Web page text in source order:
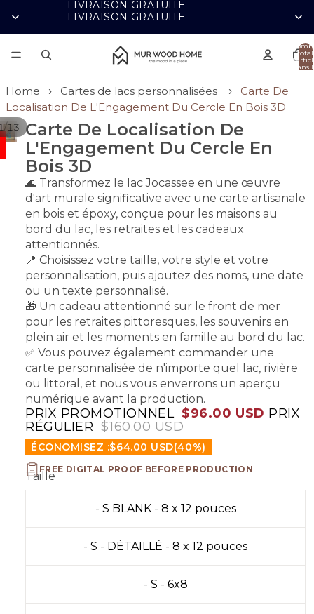
LIVRAISON GRATUITE
LIVRAISON GRATUITE
total
dans
Home Cartes de lacs personnalisées
Carte De
Localisation De L'Engagement Du Cercle En Bois 3D
/13 Carte De Localisation De
L'Engagement Du Cercle En
Bois 3D
🌊 Transformez le lac Jocassee en une œuvre
d'art murale significative avec une carte artisanale
en bois et époxy, conçue pour les maisons au
bord du lac, les retraites et les cadeaux
attentionnés.
📍 Choisissez votre taille, votre style et votre
personnalisation, puis ajoutez des noms, une date
ou un texte personnalisé.
🎁 Un cadeau attentionné sur le front de mer
pour les retraites pittoresques, les souvenirs en
plein air et les moments en famille au bord du lac.
✅ Vous pouvez également commander une
carte personnalisée de n'importe quel lac, rivière
ou littoral, et nous vous enverrons un aperçu
numérique avant la production.
PRIX PROMOTIONNEL $96.00 USD PRIX
RÉGULIER $160.00 USD
ÉCONOMISEZ :$64.00 USD(40%)
FREE DIGITAL PROOF BEFORE PRODUCTION
Taille
- S BLANK - 8 x 12 pouces
- S - DÉTAILLÉ - 8 x 12 pouces
- S - 6x8